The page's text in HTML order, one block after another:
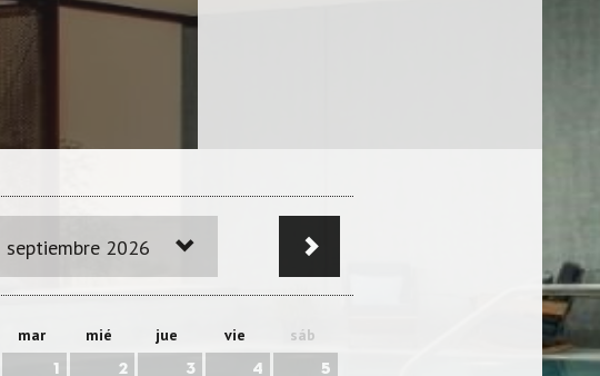
septiembre 2026
mar mié jue vie sáb
1 2 3 4 5